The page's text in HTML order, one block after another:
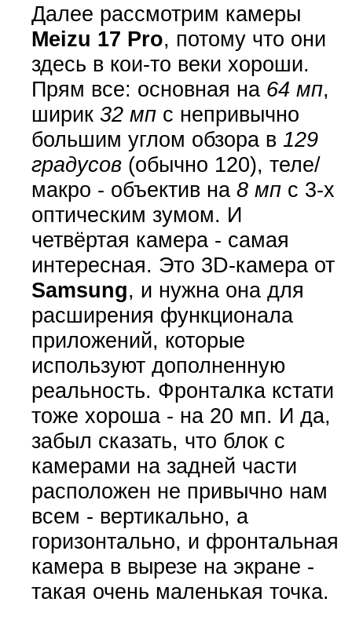
Далее рассмотрим камеры
Meizu 17 Pro, потому что они
здесь в кои-то веки хороши.
Прям все: основная на 64 мп,
ширик 32 мпс непривычно
большим углом обзора в 129
градусов(обычно 120), теле/
макро - объектив на 8 мпс 3-x
оптическим зумом. И
четвёртая камера - самая
интересная. Это 3D-камера от
Samsung, и нужна она для
расширения функционала
приложений, которые
используют дополненную
реальность. Фронталка кстати
тоже хороша - на 20 мп. И да,
забыл сказать, что блок с
камерами на задней части
расположен не привычно нам
всем - вертикально, а
горизонтально, и фронтальная
камера в вырезе на экране -
такая очень маленькая точка.